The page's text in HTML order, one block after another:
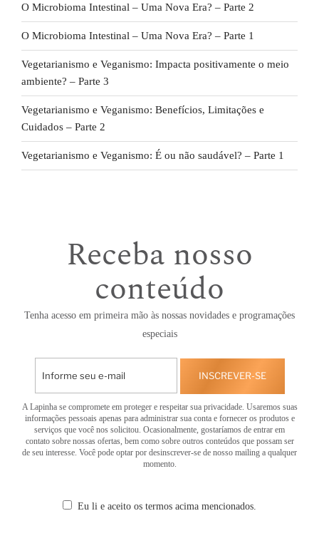
O Microbioma Intestinal – Uma Nova Era? – Parte 2
O Microbioma Intestinal – Uma Nova Era? – Parte 1
Vegetarianismo e Veganismo: Impacta positivamente o meio
ambiente? – Parte 3
Vegetarianismo e Veganismo: Benefícios, Limitações e
Cuidados – Parte 2
Vegetarianismo e Veganismo: É ou não saudável? – Parte 1
Receba nosso
conteúdo
Tenha acesso em primeira mão às nossas novidades e programações
especiais
INSCREVER-SE
A Lapinha se compromete em proteger e respeitar sua privacidade. Usaremos suas
informações pessoais apenas para administrar sua conta e fornecer os produtos e
serviços que você nos solicitou. Ocasionalmente, gostaríamos de entrar em
contato sobre nossas ofertas, bem como sobre outros conteúdos que possam ser
de seu interesse. Você pode optar por desinscrever-se de nosso mailing a qualquer
momento.
Eu li e aceito os termos acima mencionados.